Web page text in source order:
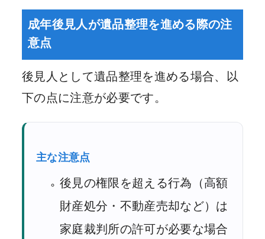
成年後見人が遺品整理を進める際の注
意点
後見人として遺品整理を進める場合、以
下の点に注意が必要です。
主な注意点
後見の権限を超える行為（高額
財産処分・不動産売却など）は
家庭裁判所の許可が必要な場合